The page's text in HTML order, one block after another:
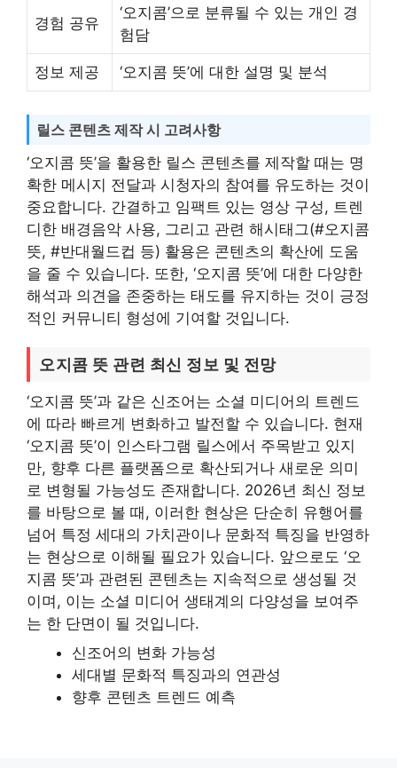
경험 공유
‘오지콤’으로 분류될 수 있는 개인 경
험담
정보 제공 ‘오지콤 뜻’에 대한 설명 및 분석
릴스 콘텐츠 제작 시 고려사항
‘오지콤 뜻’을 활용한 릴스 콘텐츠를 제작할 때는 명
확한 메시지 전달과 시청자의 참여를 유도하는 것이
중요합니다. 간결하고 임팩트 있는 영상 구성, 트렌
디한 배경음악 사용, 그리고 관련 해시태그(#오지콤
뜻, #반대월드컵 등) 활용은 콘텐츠의 확산에 도움
을 줄 수 있습니다. 또한, ‘오지콤 뜻’에 대한 다양한
해석과 의견을 존중하는 태도를 유지하는 것이 긍정
적인 커뮤니티 형성에 기여할 것입니다.
오지콤 뜻 관련 최신 정보 및 전망
‘오지콤 뜻’과 같은 신조어는 소셜 미디어의 트렌드
에 따라 빠르게 변화하고 발전할 수 있습니다. 현재
‘오지콤 뜻’이 인스타그램 릴스에서 주목받고 있지
만, 향후 다른 플랫폼으로 확산되거나 새로운 의미
로 변형될 가능성도 존재합니다. 2026년 최신 정보
를 바탕으로 볼 때, 이러한 현상은 단순히 유행어를
넘어 특정 세대의 가치관이나 문화적 특징을 반영하
는 현상으로 이해될 필요가 있습니다. 앞으로도 ‘오
지콤 뜻’과 관련된 콘텐츠는 지속적으로 생성될 것
이며, 이는 소셜 미디어 생태계의 다양성을 보여주
는 한 단면이 될 것입니다.
신조어의 변화 가능성
세대별 문화적 특징과의 연관성
향후 콘텐츠 트렌드 예측